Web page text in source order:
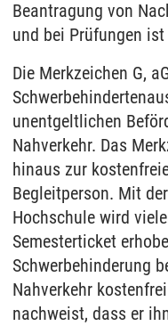
Beantragung von
und bei Prüfungen
Die Merkzeichen G,
unentgeltlichen
Nahverkehr. Das
hinaus zur
Begleitperson. Mit
Hochschule wird
Semesterticket
Schwerbehinderung
Nahverkehr
nachweist, dass er